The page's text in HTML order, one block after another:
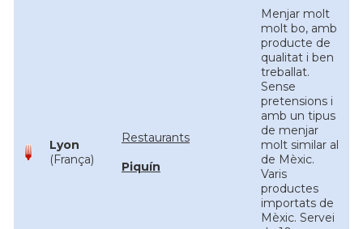
Lyon
(França)
Restaurants
Piquín
Menjar molt
molt bo, amb
producte de
qualitat i ben
treballat.
Sense
pretensions i
amb un tipus
de menjar
molt similar al
de Mèxic.
Varis
productes
importats de
Mèxic. Servei